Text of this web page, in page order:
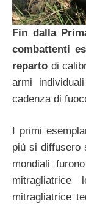
Fin dalla
combattenti
reparto di
armi
cadenza di
I primi
più si diffusero
mondiali
mitragliatrice
mitragliatrice